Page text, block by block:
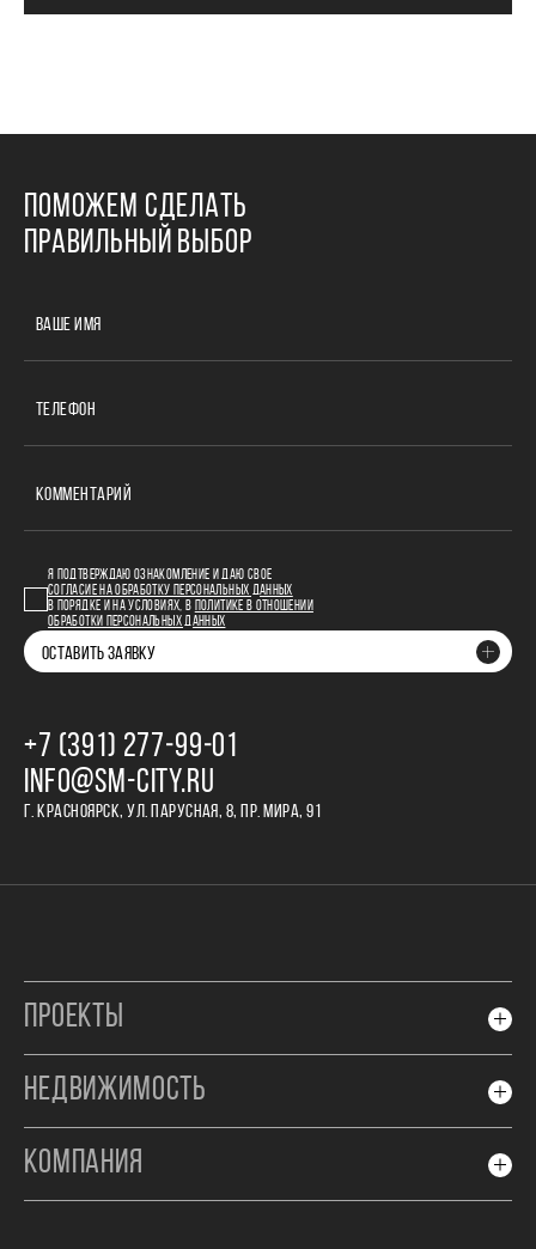
ПОМОЖЕМ СДЕЛАТЬ
ПРАВИЛЬНЫЙ ВЫБОР
ВАШЕ ИМЯ
ТЕЛЕФОН
КОММЕНТАРИЙ
Я ПОДТВЕРЖДАЮ ОЗНАКОМЛЕНИЕ И ДАЮ СВОЕ
СОГЛАСИЕ НА ОБРАБОТКУ ПЕРСОНАЛЬНЫХ ДАННЫХ
В ПОРЯДКЕ И НА УСЛОВИЯХ, В
ПОЛИТИКЕ В ОТНОШЕНИИ
ОБРАБОТКИ ПЕРСОНАЛЬНЫХ ДАННЫХ
ОСТАВИТЬ ЗАЯВКУ
+7 (391) 277‒99‒01
INFO@SM-CITY.RU
Г. КРАСНОЯРСК, УЛ. ПАРУСНАЯ, 8, ПР. МИРА, 91
ПРОЕКТЫ
НЕДВИЖИМОСТЬ
КОМПАНИЯ